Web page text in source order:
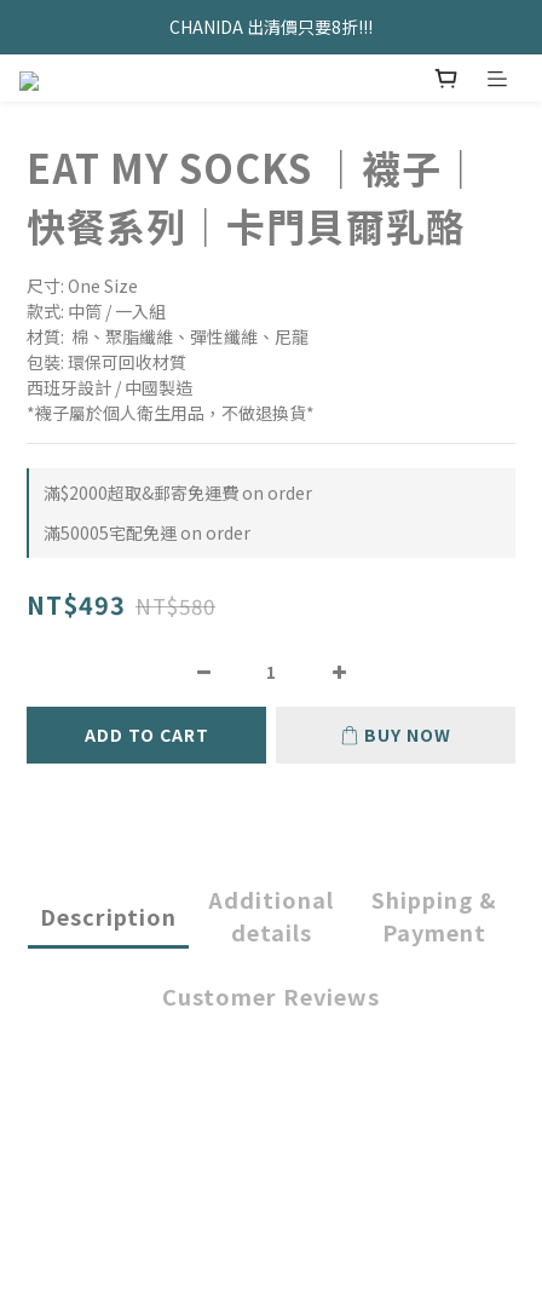
久坐神器>>坐&靠墊組合只要$1488
CHANIDA 出清價只要8折!!!
EAT MY SOCKS ｜襪子｜
快餐系列｜卡門貝爾乳酪
尺寸: One Size
款式: 中筒 / 一入組
材質:  棉、聚脂纖維、彈性纖維、尼龍
包裝: 環保可回收材質
西班牙設計 / 中國製造
*襪子屬於個人衛生用品，不做退換貨*
滿$2000超取&郵寄免運費 on order
滿50005宅配免運 on order
NT$493 NT$580
ADD TO CART BUY NOW
Description
Additional
details
Shipping &
Payment
Customer Reviews